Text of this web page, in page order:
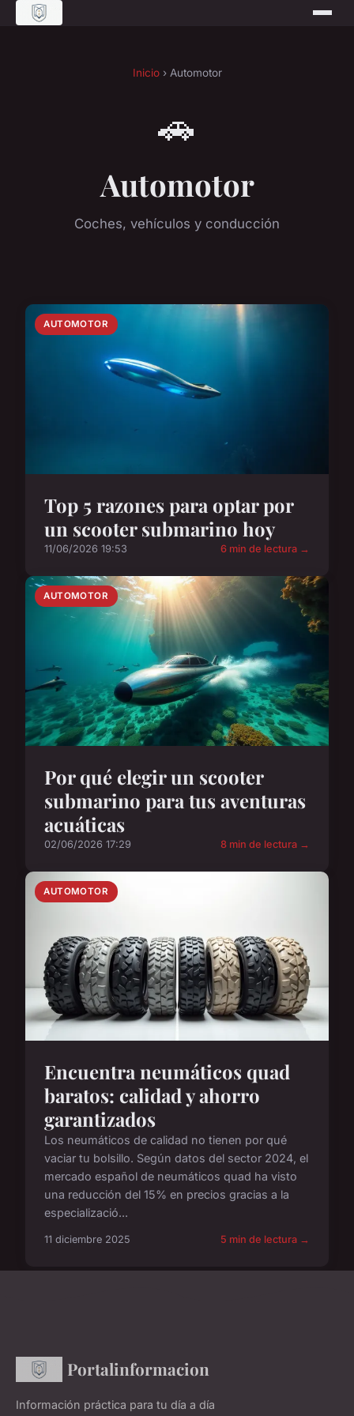
Inicio› Automotor
🚗
Automotor
Coches, vehículos y conducción
AUTOMOTOR
Top 5 razones para optar por
un scooter submarino hoy
11/06/2026 19:53 6 min de lectura →
AUTOMOTOR
Por qué elegir un scooter
submarino para tus aventuras
acuáticas
02/06/2026 17:29 8 min de lectura →
AUTOMOTOR
Encuentra neumáticos quad
baratos: calidad y ahorro
garantizados
Los neumáticos de calidad no tienen por qué
vaciar tu bolsillo. Según datos del sector 2024, el
mercado español de neumáticos quad ha visto
una reducción del 15% en precios gracias a la
especializació...
11 diciembre 2025 5 min de lectura →
Portalinformacion
Información práctica para tu día a día